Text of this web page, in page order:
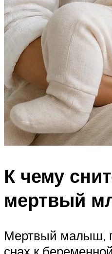
К чему
мертвый
Мертвый малыш,